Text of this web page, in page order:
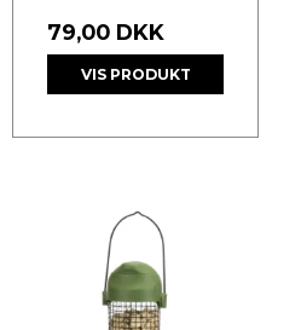
79,00 DKK
VIS PRODUKT